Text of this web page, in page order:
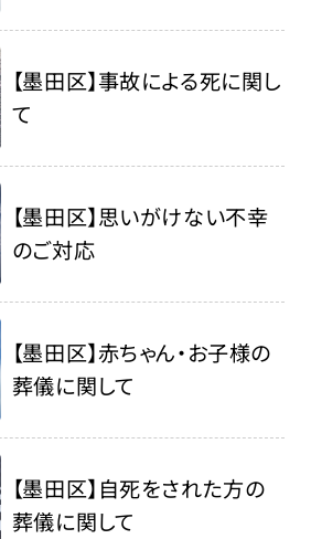
【墨田区】事故による死に関し
て
【墨田区】思いがけない不幸
のご対応
【墨田区】赤ちゃん・お子様の
葬儀に関して
【墨田区】自死をされた方の
葬儀に関して